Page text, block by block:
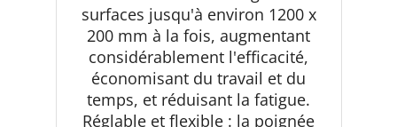
surfaces jusqu'à environ 1200 x
200 mm à la fois, augmentant
considérablement l'efficacité,
économisant du travail et du
temps, et réduisant la fatigue.
Réglable et flexible : la poignée